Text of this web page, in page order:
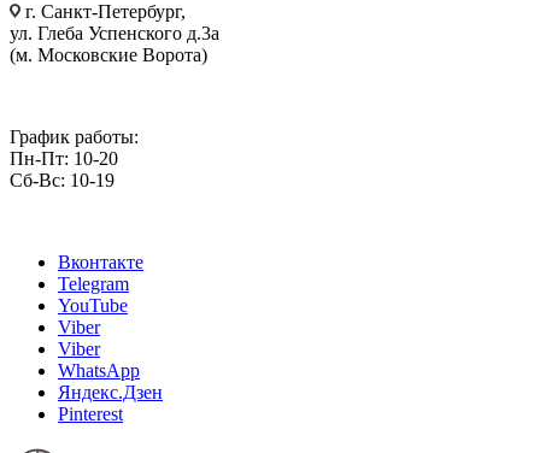
г. Санкт-Петербург,
ул. Глеба Успенского д.3а
(м. Московские Ворота)
График работы:
Пн-Пт: 10-20
Сб-Вс: 10-19
Вконтакте
Telegram
YouTube
Viber
Viber
WhatsApp
Яндекс.Дзен
Pinterest